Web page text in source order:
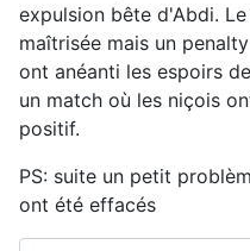
expulsion bête d'Abdi.
maîtrisée mais un
ont anéanti les espoirs
un match où les niçois
positif.
PS: suite un petit
ont été effacés